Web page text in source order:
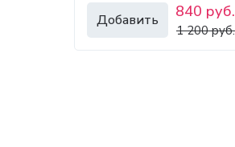
Добавить 840 руб.
1 200 руб.